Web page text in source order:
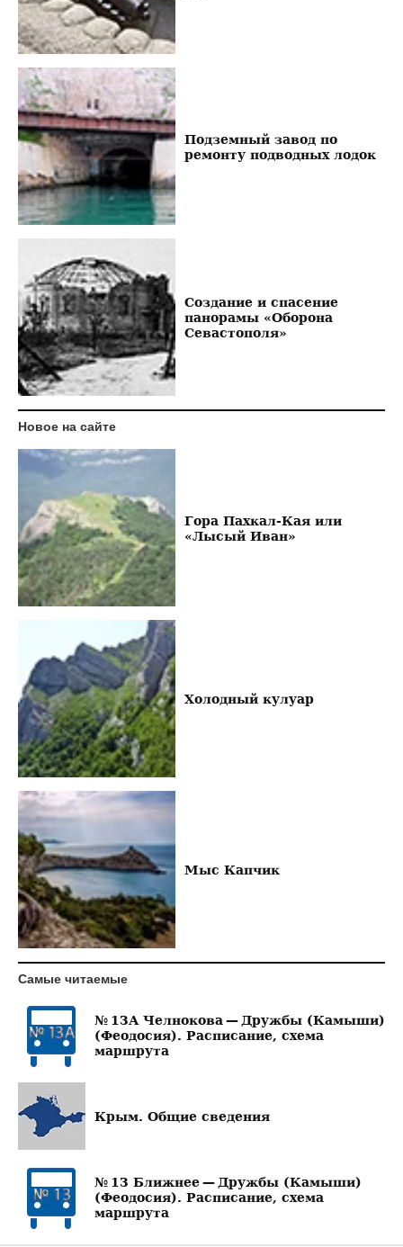
Подземный завод по
ремонту подводных лодок
Создание и спасение
панорамы «Оборона
Севастополя»
Новое на сайте
Гора Пахкал-Кая или
«Лысый Иван»
Холодный кулуар
Мыс Капчик
Самые читаемые
№ 13А Челнокова — Дружбы (Камыши)
(Феодосия). Расписание, схема
маршрута
Крым. Общие сведения
№ 13 Ближнее — Дружбы (Камыши)
(Феодосия). Расписание, схема
маршрута